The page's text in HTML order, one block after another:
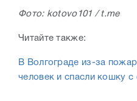
Фото: kotovo101 / t.me
Читайте также:
В Волгограде из-за
человек и спасли кошку с